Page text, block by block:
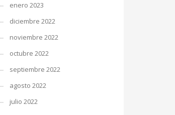
enero 2023
diciembre 2022
noviembre 2022
octubre 2022
septiembre 2022
agosto 2022
julio 2022